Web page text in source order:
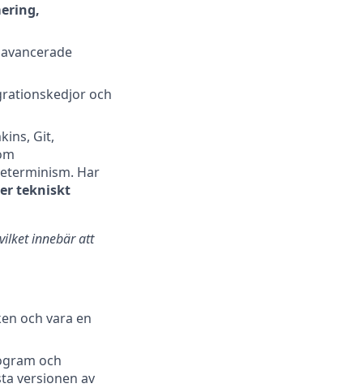
och
Git,
Har
tekniskt
innebär att
och vara en
och
versionen av